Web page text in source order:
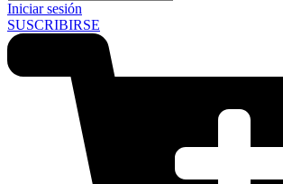
Iniciar sesión
SUSCRIBIRSE